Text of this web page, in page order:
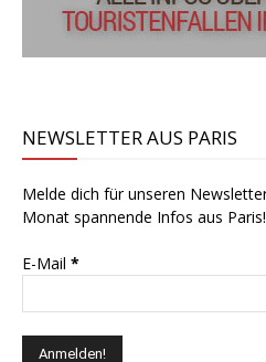
NEWSLETTER AUS PARIS
Melde dich für unseren
Monat spannende Infos aus Paris!
E-Mail *